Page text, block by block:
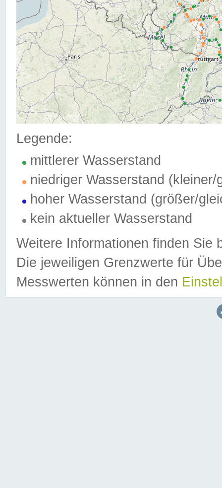
Legende:
mittlerer Wasserstand
niedriger Wasserstand (kleiner/
hoher Wasserstand (größer/
kein aktueller Wasserstand
Weitere Informationen finden Sie
Die jeweiligen Grenzwerte für
Messwerten können in den